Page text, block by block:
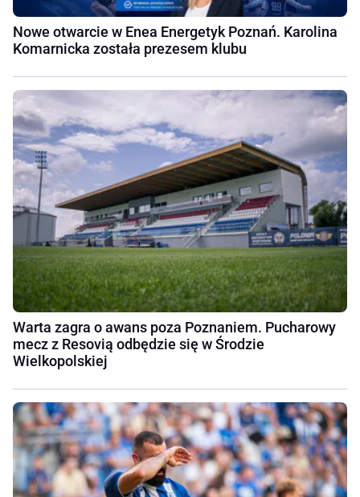
Nowe otwarcie w Enea Energetyk Poznań. Karolina
Komarnicka została prezesem klubu
Warta zagra o awans poza Poznaniem. Pucharowy
mecz z Resovią odbędzie się w Środzie
Wielkopolskiej